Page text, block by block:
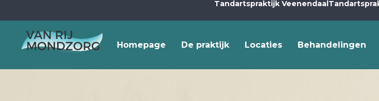
Tandartspraktijk Veenendaal
Homepage De praktijk Locaties Behandelingen